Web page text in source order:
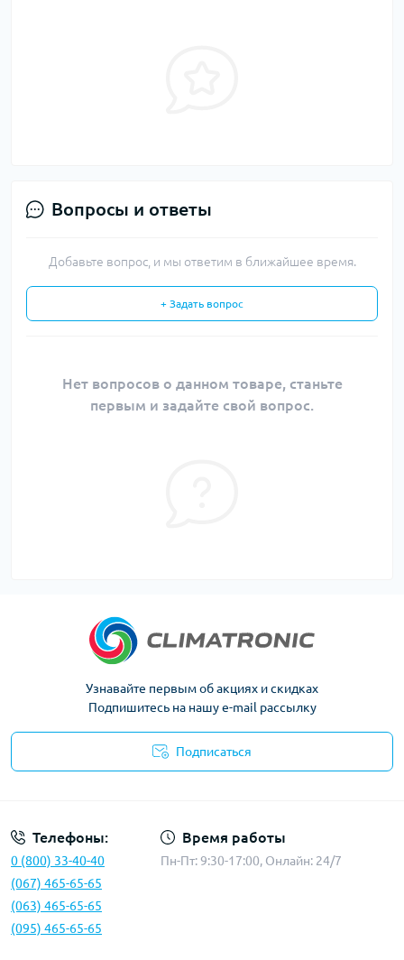
Вопросы и ответы
Добавьте вопрос, и мы ответим в ближайшее время.
+ Задать вопрос
Нет вопросов о данном товаре, станьте
первым и задайте свой вопрос.
Узнавайте первым об акциях и скидках
Подпишитесь на нашу e-mail рассылку
Подписаться
Телефоны:
0 (800) 33-40-40
(067) 465-65-65
(063) 465-65-65
(095) 465-65-65
Время работы
Пн-Пт: 9:30-17:00, Онлайн: 24/7